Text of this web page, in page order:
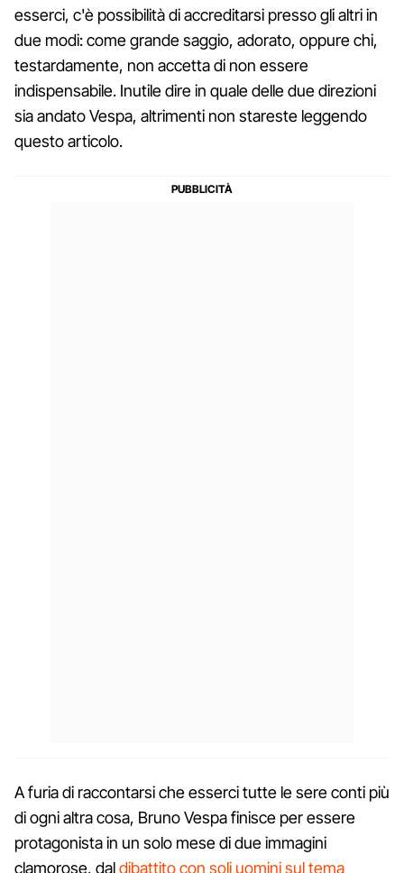
esserci, c'è possibilità di accreditarsi presso gli altri in
due modi: come grande saggio, adorato, oppure chi,
testardamente, non accetta di non essere
indispensabile. Inutile dire in quale delle due direzioni
sia andato Vespa, altrimenti non stareste leggendo
questo articolo.
A furia di raccontarsi che esserci tutte le sere conti più
di ogni altra cosa, Bruno Vespa finisce per essere
protagonista in un solo mese di due immagini
clamorose, daldibattito con soli uomini sul tema